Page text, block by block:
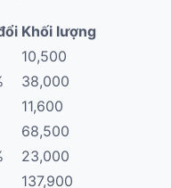
Khối lượng
10,500
38,000
11,600
68,500
23,000
137,900